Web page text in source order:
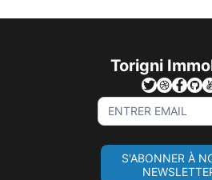
Torigni
Sign
Up
For
Newsletter
S'ABONNER À